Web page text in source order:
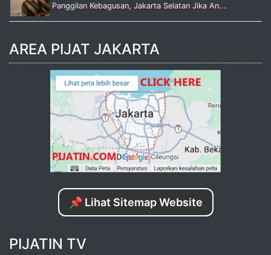
Panggilan Kebagusan, Jakarta Selatan Jika An...
AREA PIJAT JAKARTA
📌 Lihat Sitemap Website
PIJATIN TV